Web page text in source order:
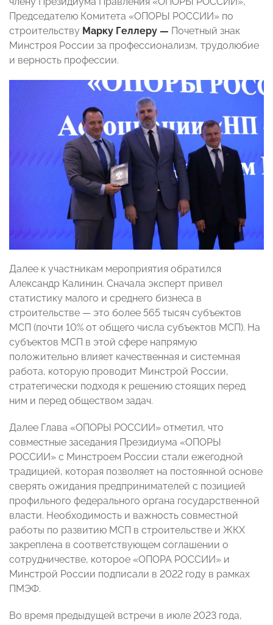
Председателю Комитета «ОПОРЫ РОССИИ» по
строительству Марку Геллеру — Почетный знак
Минстроя России за профессионализм, трудолюбие
и верность профессии.
Далее к участникам мероприятия обратился
Александр Калинин. Сначала эксперт привел
статистику малого и среднего бизнеса в
строительстве — это более 565 тысяч субъектов
МСП (почти 10% от общего числа субъектов МСП). На
субъектов МСП в этой сфере напрямую
положительно влияет качественная и системная
работа, которую проводит Минстрой России,
стратегически подходя к решению стоящих перед
ним и перед обществом задач.
Далее Глава «ОПОРЫ РОССИИ» отметил, что
совместные заседания Президиума «ОПОРЫ
РОССИИ» с Минстроем России стали ежегодной
традицией, которая позволяет на постоянной основе
сверять ожидания предпринимателей с позицией
профильного федерального органа государственной
власти. Необходимость и важность совместной
работы по развитию МСП в строительстве и ЖКХ
закреплена в соответствующем соглашении о
сотрудничестве, которое «ОПОРА РОССИИ» и
Минстрой России подписали в 2022 году в рамках
ПМЭФ.
Во время предыдущей встречи в июле 2023 года,